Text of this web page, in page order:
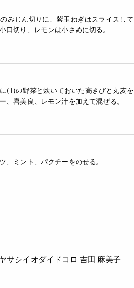
みじん切りに、紫玉ねぎはスライスして
口切り、レモンは小さめに切る。
(1)の野菜と炊いておいた高きびと丸麦を
、喜美良、レモン汁を加えて混ぜる。
、ミント、パクチーをのせる。
サシイオダイドコロ 吉田 麻美子